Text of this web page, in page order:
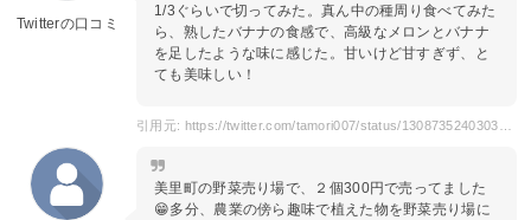
Twitterの口コミ
1/3ぐらいで切ってみた。真ん中の種周り食べてみた
ら、熟したバナナの食感で、高級なメロンとバナナ
を足したような味に感じた。甘いけど甘すぎず、と
ても美味しい！
美里町の野菜売り場で、２個300円で売ってました
😁多分、農業の傍ら趣味で植えた物を野菜売り場に